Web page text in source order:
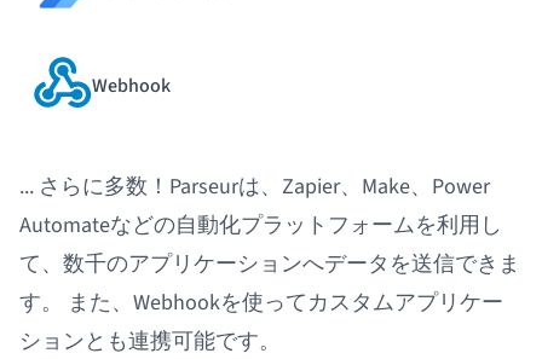
Webhook
... さらに多数！Parseurは、Zapier、Make、Power
Automateなどの自動化プラットフォームを利用し
て、数千のアプリケーションへデータを送信できま
す。 また、Webhookを使ってカスタムアプリケー
ションとも連携可能です。